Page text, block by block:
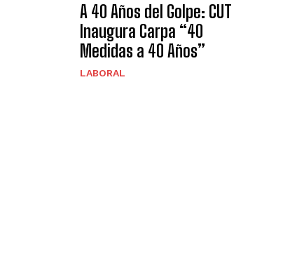
A 40 Años del Golpe: CUT
Inaugura Carpa “40
Medidas a 40 Años”
LABORAL